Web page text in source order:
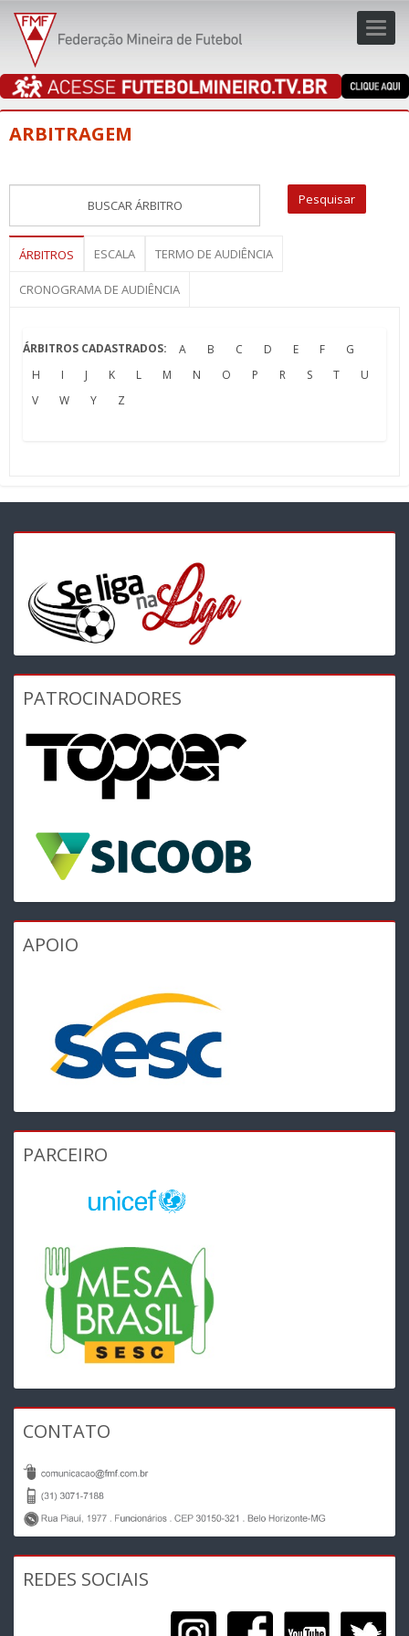
ARBITRAGEM
ÁRBITROS ESCALA TERMO DE AUDIÊNCIA
CRONOGRAMA DE AUDIÊNCIA
ÁRBITROS CADASTRADOS: A B C D E F
G
H
I J K L M N O P R S T
U
V
W Y Z
PATROCINADORES
APOIO
PARCEIRO
CONTATO
REDES SOCIAIS